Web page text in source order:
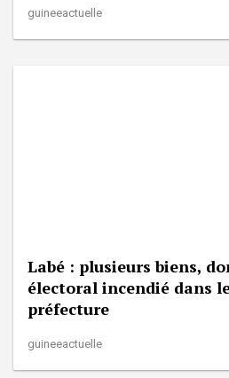
guineeactuelle
Labé : plusieurs biens,
électoral incendié dans
préfecture
guineeactuelle